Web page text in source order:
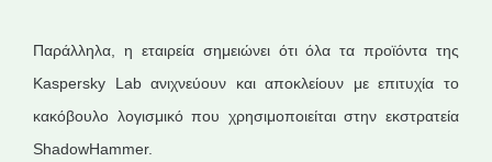
Παράλληλα, η εταιρεία σημειώνει ότι όλα τα προϊόντα της
Kaspersky Lab ανιχνεύουν και αποκλείουν με επιτυχία το
κακόβουλο λογισμικό που χρησιμοποιείται στην εκστρατεία
ShadowHammer.